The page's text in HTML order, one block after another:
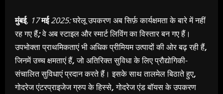
मुंबई, 17मई 2025:घरेलू उपकरण अब सिर्फ़ कार्यक्षमता के बारे में नहीं
रह गए हैं;वे अब स्टाइल और स्मार्ट लिविंग का विस्तार बन गए हैं।
उपभोक्ता प्राथमिकताएं भी अधिक प्रीमियम उत्पादों की ओर बढ़ रही हैं,
जिनमें उच्च क्षमताएं हैं,जो अतिरिक्त सुविधा के लिए प्रौद्योगिकी-
संचालित सुविधाएं प्रदान करते हैं। इसके साथ तालमेल बिठाते हुए,
गोदरेज एंटरप्राइजेज ग्रुप के हिस्से,गोदरेज एंड बॉयस के उपकरण